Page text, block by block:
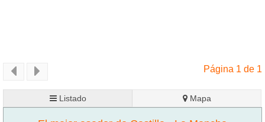
Página 1 de 1
Listado Mapa